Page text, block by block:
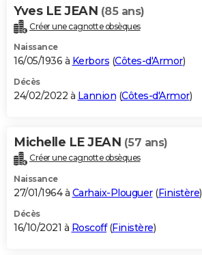
Yves LE JEAN (85 ans)
Créer une cagnotte obsèques
Naissance
16/05/1936 à Kerbors (Côtes-d'Armor)
Décès
24/02/2022 à Lannion (Côtes-d'Armor)
Michelle LE JEAN (57 ans)
Créer une cagnotte obsèques
Naissance
27/01/1964 à Carhaix-Plouguer(Finistère)
Décès
16/10/2021 à Roscoff(Finistère)